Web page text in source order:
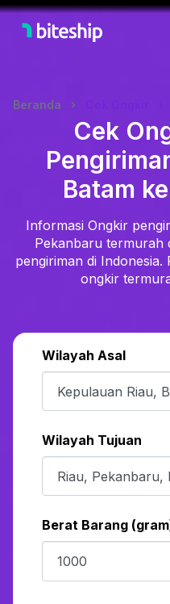
Beranda
Cek
Batam
Informasi Ongkir
Pekanbaru termurah
pengiriman di Indonesia.
ongkir
Wilayah Asal
Wilayah Tujuan
Berat Barang